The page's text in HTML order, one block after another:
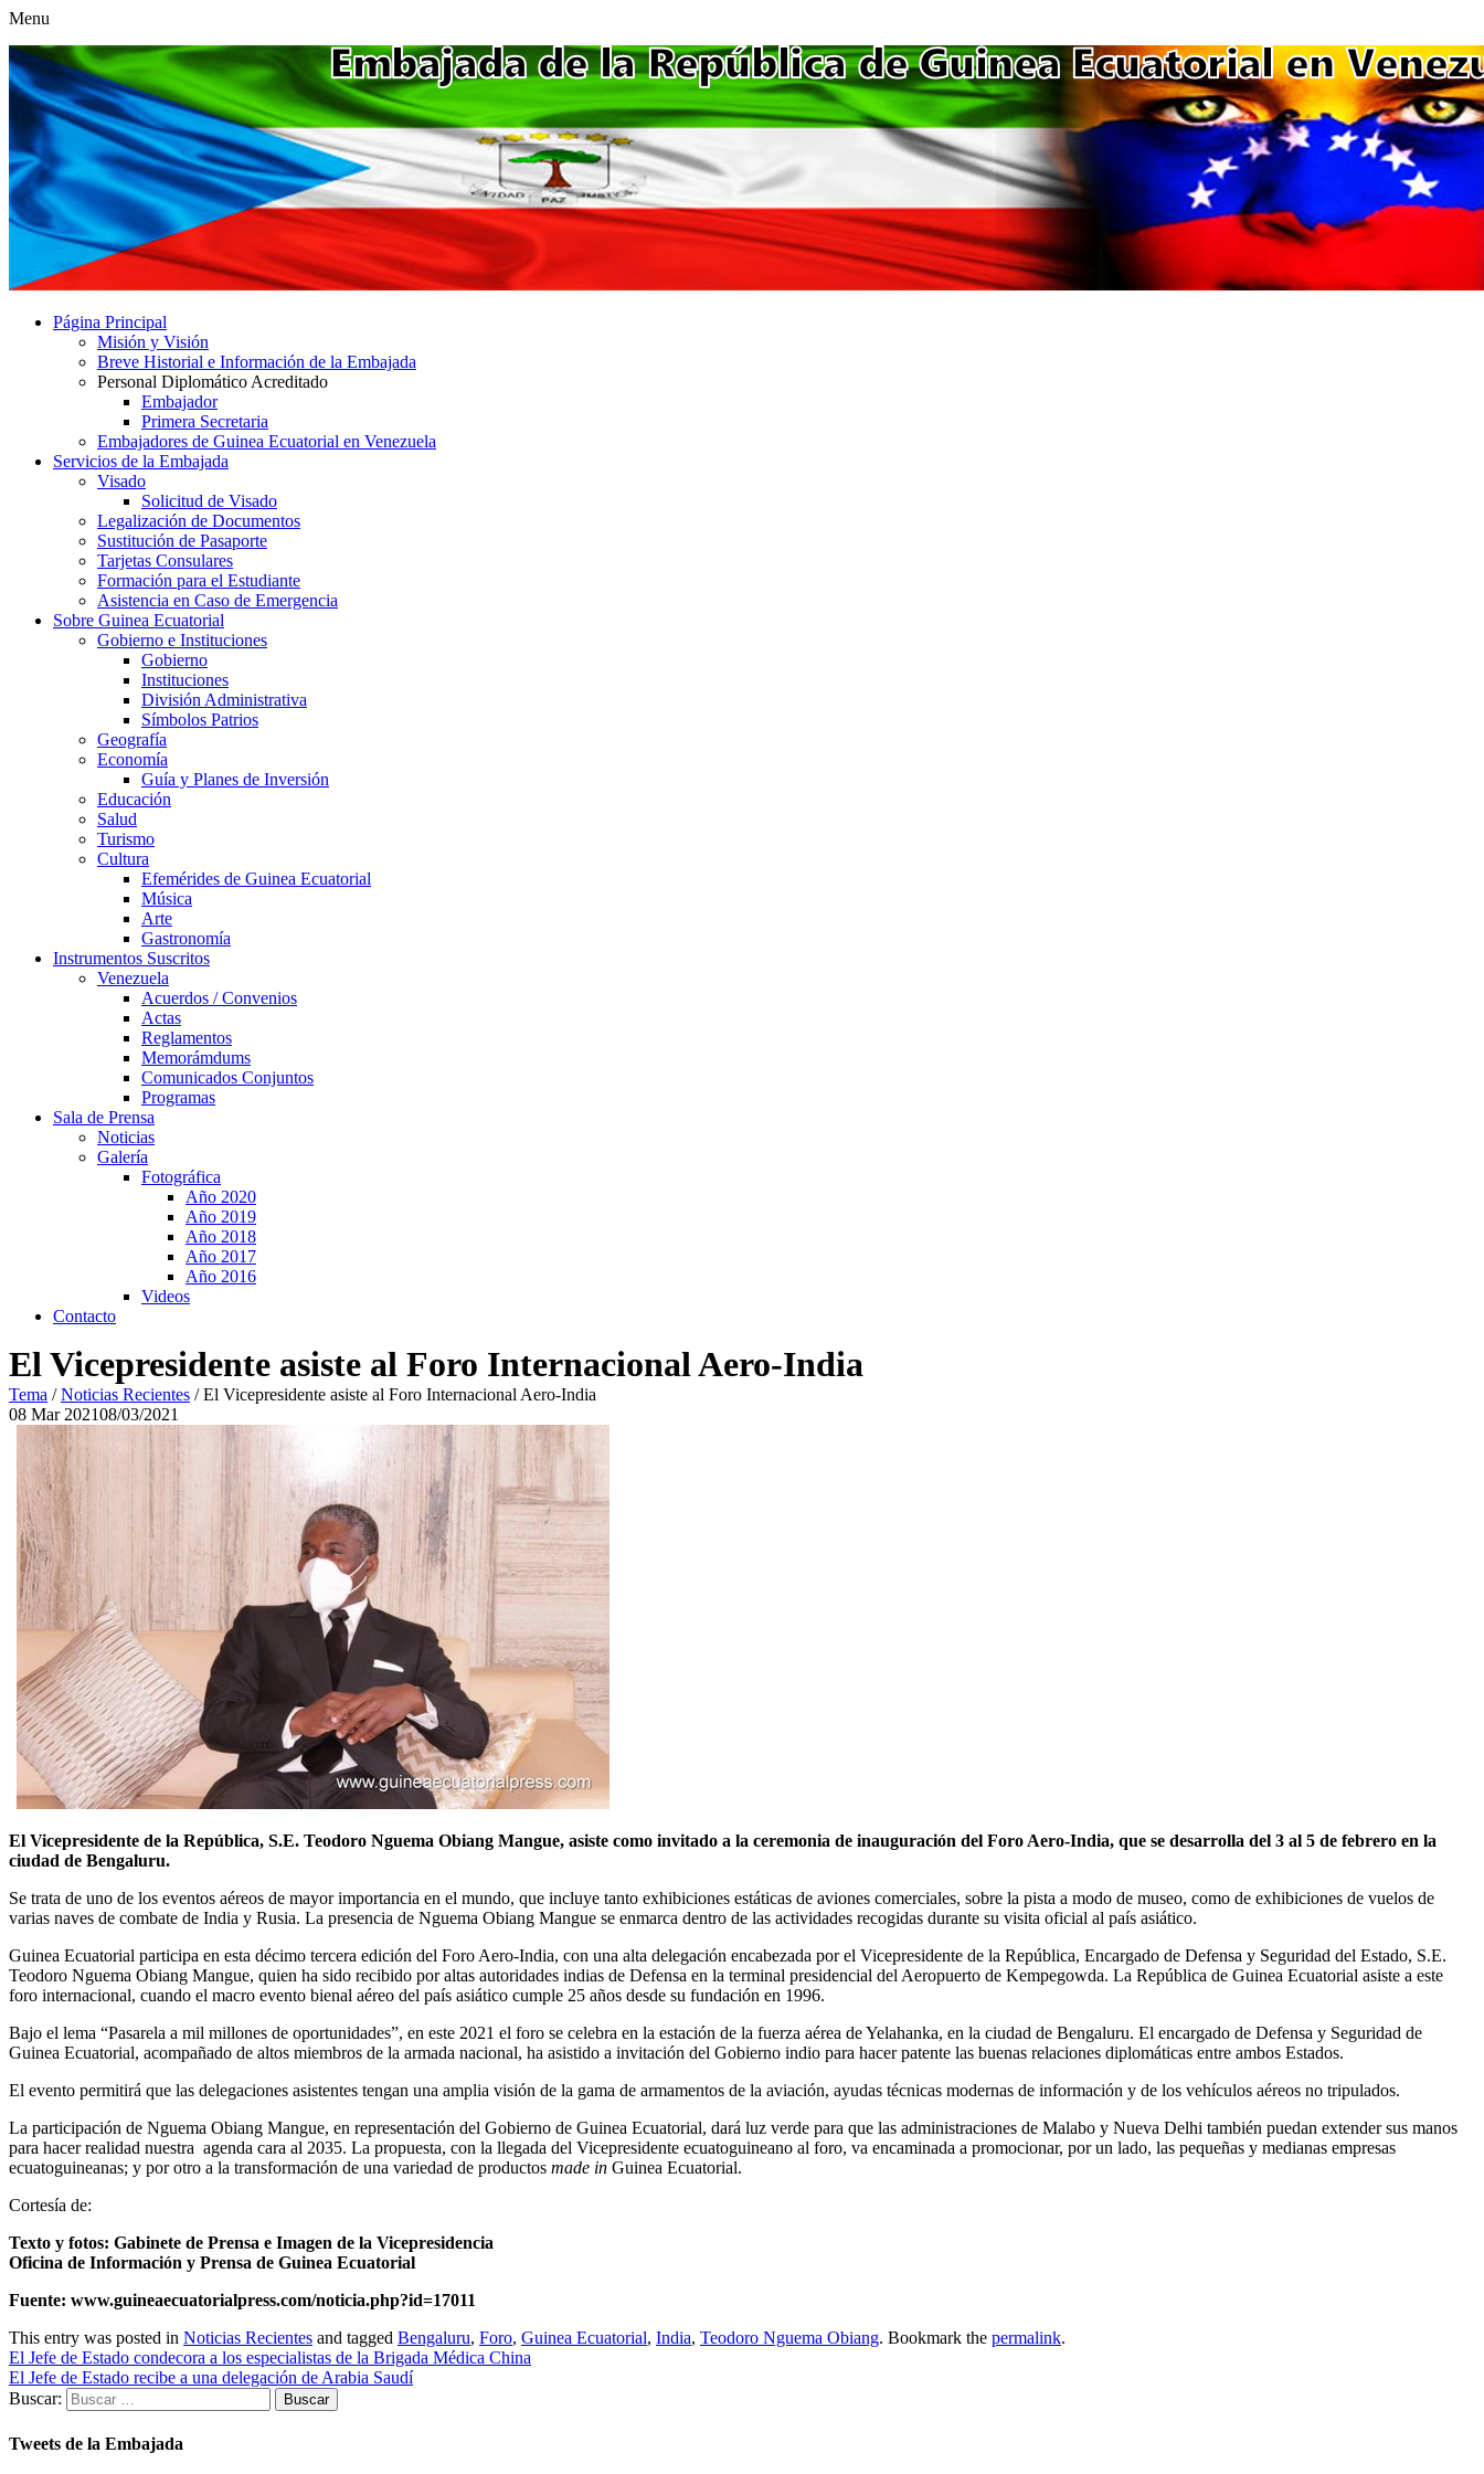
Menu
Página Principal
Misión y Visión
Breve Historial e Información de la Embajada
Personal Diplomático Acreditado
Embajador
Primera Secretaria
Embajadores de Guinea Ecuatorial en Venezuela
Servicios de la Embajada
Visado
Solicitud de Visado
Legalización de Documentos
Sustitución de Pasaporte
Tarjetas Consulares
Formación para el Estudiante
Asistencia en Caso de Emergencia
Sobre Guinea Ecuatorial
Gobierno e Instituciones
Gobierno
Instituciones
División Administrativa
Símbolos Patrios
Geografía
Economía
Guía y Planes de Inversión
Educación
Salud
Turismo
Cultura
Efemérides de Guinea Ecuatorial
Música
Arte
Gastronomía
Instrumentos Suscritos
Venezuela
Acuerdos / Convenios
Actas
Reglamentos
Memorámdums
Comunicados Conjuntos
Programas
Sala de Prensa
Noticias
Galería
Fotográfica
Año 2020
Año 2019
Año 2018
Año 2017
Año 2016
Videos
Contacto
El Vicepresidente asiste al Foro Internacional Aero-India
Tema /Noticias Recientes /El Vicepresidente asiste al Foro Internacional Aero-India
08 Mar 202108/03/2021
El Vicepresidente de la República, S.E. Teodoro Nguema Obiang Mangue, asiste como invitado a la ceremonia de inauguración del Foro Aero-India, que se desarrolla del 3 al 5 de febrero en la
ciudad de Bengaluru.
Se trata de uno de los eventos aéreos de mayor importancia en el mundo, que incluye tanto exhibiciones estáticas de aviones comerciales, sobre la pista a modo de museo, como de exhibiciones de vuelos de
varias naves de combate de India y Rusia. La presencia de Nguema Obiang Mangue se enmarca dentro de las actividades recogidas durante su visita oficial al país asiático.
Guinea Ecuatorial participa en esta décimo tercera edición del Foro Aero-India, con una alta delegación encabezada por el Vicepresidente de la República, Encargado de Defensa y Seguridad del Estado, S.E.
Teodoro Nguema Obiang Mangue, quien ha sido recibido por altas autoridades indias de Defensa en la terminal presidencial del Aeropuerto de Kempegowda. La República de Guinea Ecuatorial asiste a este
foro internacional, cuando el macro evento bienal aéreo del país asiático cumple 25 años desde su fundación en 1996.
Bajo el lema “Pasarela a mil millones de oportunidades”, en este 2021 el foro se celebra en la estación de la fuerza aérea de Yelahanka, en la ciudad de Bengaluru. El encargado de Defensa y Seguridad de
Guinea Ecuatorial, acompañado de altos miembros de la armada nacional, ha asistido a invitación del Gobierno indio para hacer patente las buenas relaciones diplomáticas entre ambos Estados.
El evento permitirá que las delegaciones asistentes tengan una amplia visión de la gama de armamentos de la aviación, ayudas técnicas modernas de información y de los vehículos aéreos no tripulados.
La participación de Nguema Obiang Mangue, en representación del Gobierno de Guinea Ecuatorial, dará luz verde para que las administraciones de Malabo y Nueva Delhi también puedan extender sus manos
para hacer realidad nuestra agenda cara al 2035. La propuesta, con la llegada del Vicepresidente ecuatoguineano al foro, va encaminada a promocionar, por un lado, las pequeñas y medianas empresas
ecuatoguineanas; y por otro a la transformación de una variedad de productos made in Guinea Ecuatorial.
Cortesía de:
Texto y fotos: Gabinete de Prensa e Imagen de la Vicepresidencia
Oficina de Información y Prensa de Guinea Ecuatorial
Fuente: www.guineaecuatorialpress.com/noticia.php?id=17011
This entry was posted in Noticias Recientes and tagged Bengaluru, Foro, Guinea Ecuatorial, India, Teodoro Nguema Obiang. Bookmark the permalink.
El Jefe de Estado condecora a los especialistas de la Brigada Médica China
El Jefe de Estado recibe a una delegación de Arabia Saudí
Buscar:
Tweets de la Embajada